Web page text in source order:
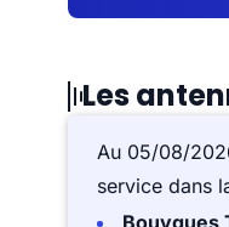
Les
Au 05/08/
service dans
Bouygues